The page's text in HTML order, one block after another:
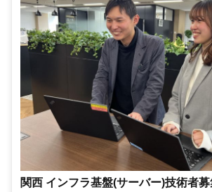
関西 インフラ基盤(サーバー)技術者募